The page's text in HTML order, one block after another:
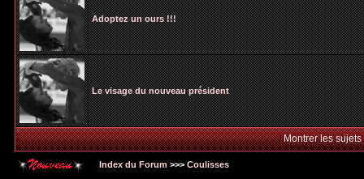
Adoptez un ours !!!
Le visage du nouveau président
Montrer les
Index du Forum >>> Coulisses